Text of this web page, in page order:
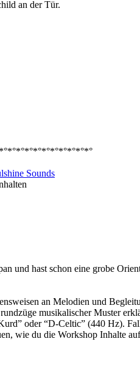
an der Tür.
Sounds
und hast schon eine grobe
an Melodien und
musikalischer Muster
oder “D-Celtic” (440 Hz).
wie du die Workshop Inhalte